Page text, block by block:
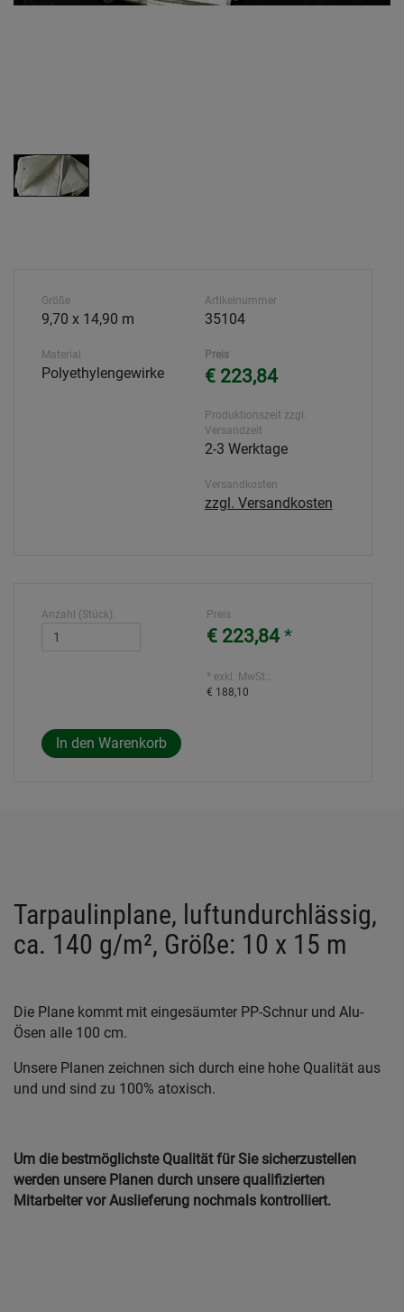
Größe
9,70 x 14,90 m
Material
Polyethylengewirke
Artikelnummer
35104
Preis
€ 223,84
Produktionszeit zzgl.
Versandzeit
2-3 Werktage
Versandkosten
zzgl. Versandkosten
Anzahl (Stück): Preis
€ 223,84*
* exkl. MwSt.:
€ 188,10
Tarpaulinplane, luftundurchlässig,
ca. 140 g/m², Größe: 10 x 15 m
Die Plane kommt mit eingesäumter PP-Schnur und Alu-
Ösen alle 100 cm.
Unsere Planen zeichnen sich durch eine hohe Qualität aus
und und sind zu 100% atoxisch.
Um die bestmöglichste Qualität für Sie sicherzustellen
werden unsere Planen durch unsere qualifizierten
Mitarbeiter vor Auslieferung nochmals kontrolliert.